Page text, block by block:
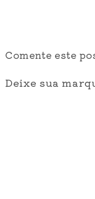
Comente este
Deixe sua